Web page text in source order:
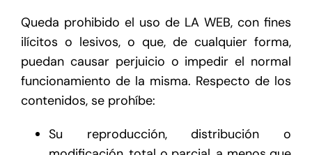
Queda prohibido el uso de LA WEB, con fines
ilícitos o lesivos, o que, de cualquier forma,
puedan causar perjuicio o impedir el normal
funcionamiento de la misma. Respecto de los
contenidos, se prohíbe:
Su reproducción, distribución o